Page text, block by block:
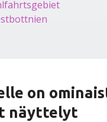
on
näyttelyt